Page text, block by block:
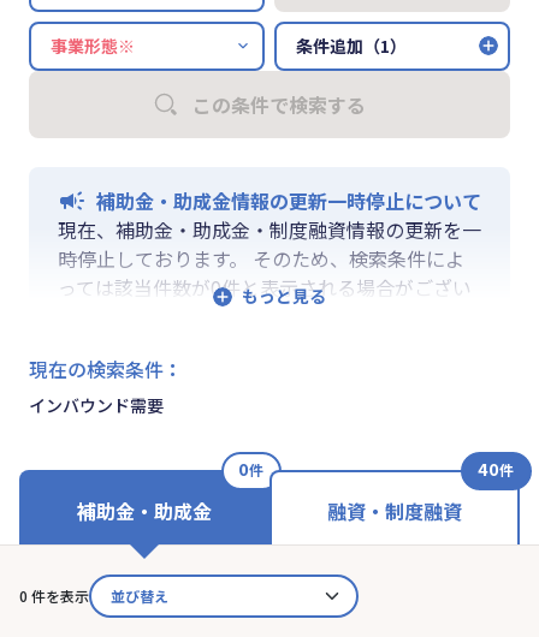
条件追加（1）
この条件で検索する
補助金・助成金情報の更新一時停止について
現在、補助金・助成金・制度融資情報の更新を一
時停止しております。 そのため、検索条件によ
っては該当件数が0件と表示される場合がござい
ます。 ご迷惑をおかけしますが、更新再開まで
なお、融資情報、ならびに「学ぶ」「作る」「相
談する」の各機能は通常通りご利用いただけま
現在の検索条件 ：
インバウンド需要
補助金・助成金
0件
融資・制度融資
40件
0 件を表示